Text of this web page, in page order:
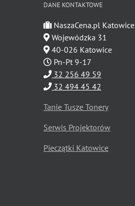
DANE KONTAKTOWE
NaszaCena.pl Katowice
Wojewódzka 31
40-026 Katowice
Pn-Pt 9-17
32 256 49 59
32 494 45 42
Tanie Tusze Tonery
Serwis Projektorów
Pieczątki Katowice